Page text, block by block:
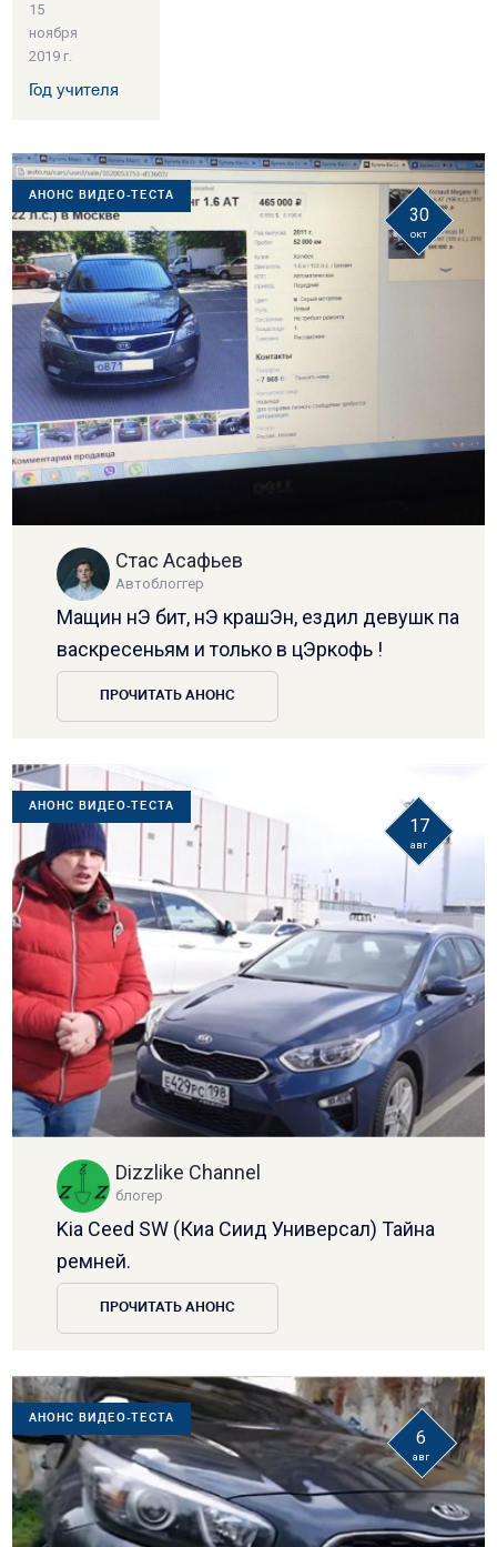
15
ноября
2019 г.
Год учителя
АНОНС ВИДЕО-ТЕСТА
30
окт
Стас Асафьев
Автоблоггер
Мащин нЭ бит, нЭ крашЭн, ездил девушк па
васкресеньям и только в цЭркофь !
ПРОЧИТАТЬ АНОНС
АНОНС ВИДЕО-ТЕСТА
17
авг
Dizzlike Channel
блогер
Kia Ceed SW (Киа Сиид Универсал) Тайна
ремней.
ПРОЧИТАТЬ АНОНС
АНОНС ВИДЕО-ТЕСТА
6
авг